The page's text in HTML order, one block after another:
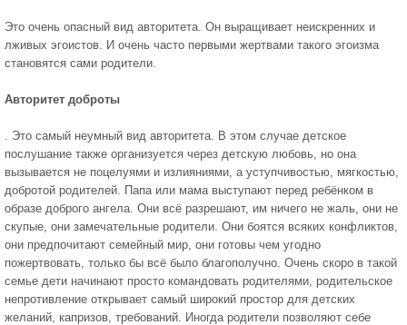
Это очень опасный вид авторитета. Он выращивает неискренних и
лживых эгоистов. И очень часто первыми жертвами такого эгоизма
становятся сами родители.
Авторитет доброты
. Это самый неумный вид авторитета. В этом случае детское
послушание также ор­ганизуется через детскую любовь, но она
вызывается не поцелуями и излияниями, а уступчивостью, мягкостью,
добротой родителей. Папа или мама выступают перед ре­бёнком в
образе доброго ангела. Они всё разрешают, им ничего не жаль, они не
скупые, они замечательные роди­тели. Они боятся всяких конфликтов,
они предпочитают семейный мир, они готовы чем угодно
пожертвовать, толь­ко бы всё было благополучно. Очень скоро в такой
семье дети начинают просто командовать родителями, родительское
непротивление открывает самый широкий простор для детских
желаний, капризов, требований. Иногда родители позволяют себе